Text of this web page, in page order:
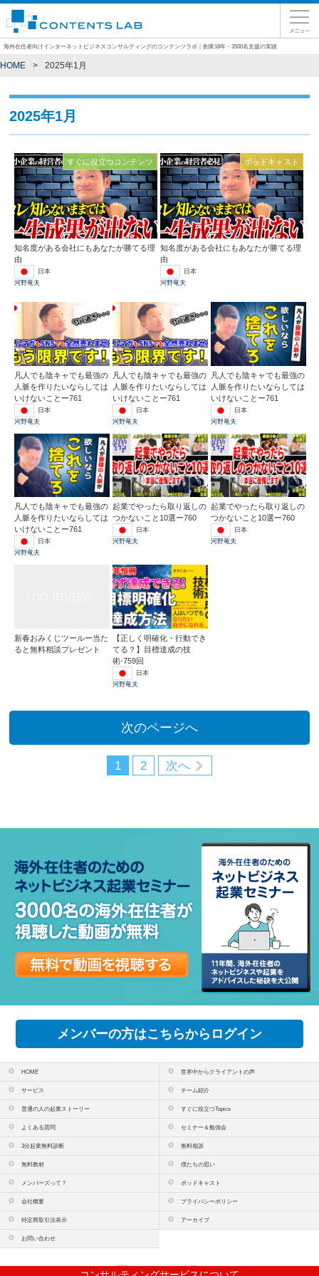
海外在住者向けインターネットビジネスコンサルティングのコンテンツラボ｜創業18年・3500名支援の実績
HOME 2025年1月
2025年1月
すぐに役立つコンテンツ
知名度がある会社にもあなたが勝てる理
由
日本
河野竜夫
ポッドキャスト
知名度がある会社にもあなたが勝てる理
由
日本
河野竜夫
凡人でも陰キャでも最強の
人脈を作りたいならしては
いけないことー761
日本
河野竜夫
凡人でも陰キャでも最強の
人脈を作りたいならしては
いけないことー761
日本
河野竜夫
凡人でも陰キャでも最強の
人脈を作りたいならしては
いけないことー761
日本
河野竜夫
凡人でも陰キャでも最強の
人脈を作りたいならしては
いけないことー761
日本
河野竜夫
起業でやったら取り返しの
つかないこと10選ー760
日本
河野竜夫
起業でやったら取り返しの
つかないこと10選ー760
日本
河野竜夫
新春おみくじツールー当た
ると無料相談プレゼント
【正しく明確化・行動でき
てる？】目標達成の技
術-759回
日本
河野竜夫
次のページへ
1 2 次へ
メンバーの方はこちらからログイン
HOME 世界中からクライアントの声
サービス チーム紹介
普通の人の起業ストーリー すぐに役立つTopics
よくある質問 セミナー＆勉強会
3分起業無料診断 無料相談
無料教材 僕たちの思い
メンバーズって？ ポッドキャスト
会社概要 プライバシーポリシー
特定商取引法表示 アーカイブ
お問い合わせ
PCサイトを表示